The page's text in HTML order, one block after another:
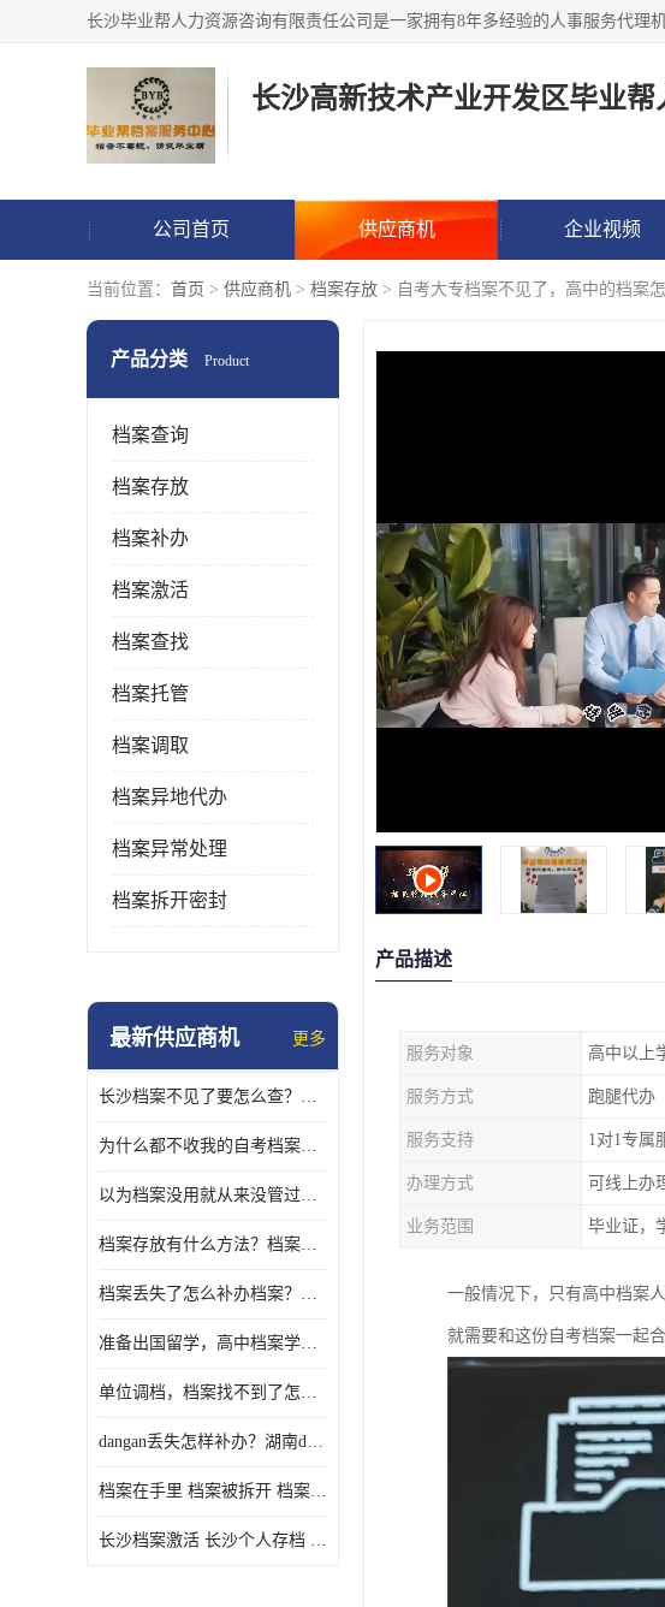
公司首页 供应商机 企业视频
当前位置： 首页 > 供应商机 > 档案存放 > 自考大专档案不见了，高中的档案怎
产品分类 Product
档案查询
档案存放
档案补办
档案激活
档案查找
档案托管
档案调取
档案异地代办
档案异常处理
档案拆开密封
最新供应商机 更多
长沙档案不见了要怎么查？档案查询 档案补办
为什么都不收我的自考档案？自考档案怎么存档？
以为档案没用就从来没管过，现在要用档案该怎么办？
档案存放有什么方法？档案在手里为什么不能用
档案丢失了怎么补办档案？湖南档案补办 档案补办方法
准备出国留学，高中档案学校发给我了怎么办？
单位调档，档案找不到了怎么办？
dangan丢失怎样补办？湖南dangan丢失补办流程介绍！
档案在手里 档案被拆开 档案补办 档案问题一站式服务
长沙档案激活 长沙个人存档 长沙档案存档
产品描述
服务对象 高中以上
服务方式 跑腿代办
服务支持 1对1专属
办理方式 可线上办
业务范围 毕业证，
一般情况下，只有高中档案
就需要和这份自考档案一起合